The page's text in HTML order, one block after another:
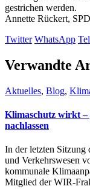
gestrichen werden.
Annette Rückert,
Twitter WhatsApp
Verwandte
Aktuelles, Blog,
Klimaschutz wirkt –
nachlassen
In der letzten Sitzung
und Verkehrswesen
kommunale
Mitglied der WIR-